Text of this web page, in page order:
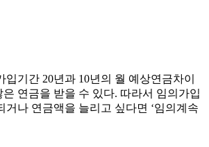
기간 20년과 10년의 월 예상연금차이
연금을 받을 수 있다. 따라서 임의가입
나 연금액을 늘리고 싶다면 ‘임의계속